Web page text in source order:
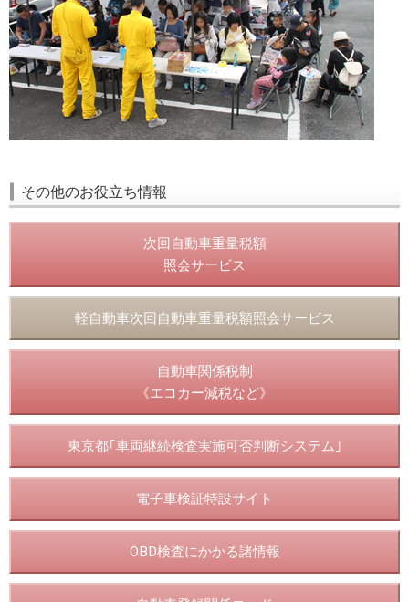
その他のお役立ち情報
次回自動車重量税額
照会サービス
軽自動車次回自動車重量税額照会サービス
自動車関係税制
《エコカー減税など》
東京都｢車両継続検査実施可否判断システム｣
電子車検証特設サイト
OBD検査にかかる諸情報